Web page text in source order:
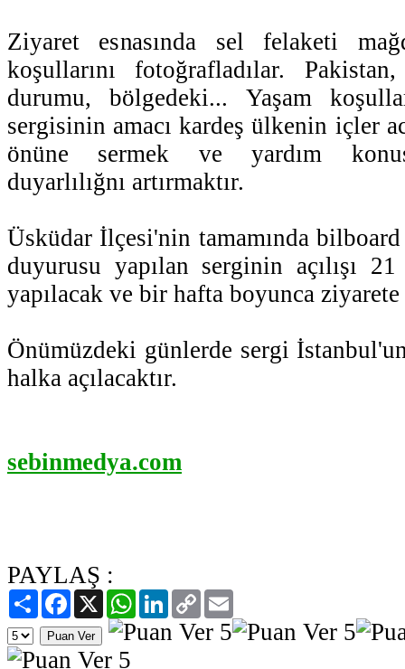
Ziyaret esnasında sel felaketi
koşullarını fotoğrafladılar.
durumu, bölgedeki... Yaşam
sergisinin amacı kardeş ülkenin içler
önüne sermek ve yardım
duyarlılığnı artırmaktır.
Üsküdar İlçesi'nin tamamında
duyurusu yapılan serginin açılışı
yapılacak ve bir hafta boyunca ziyarete
Önümüzdeki günlerde sergi
halka açılacaktır.
sebinmedya.com
PAYLAŞ :
PaylaşFacebook
X WhatsAppLinkedIn
Copy
Link